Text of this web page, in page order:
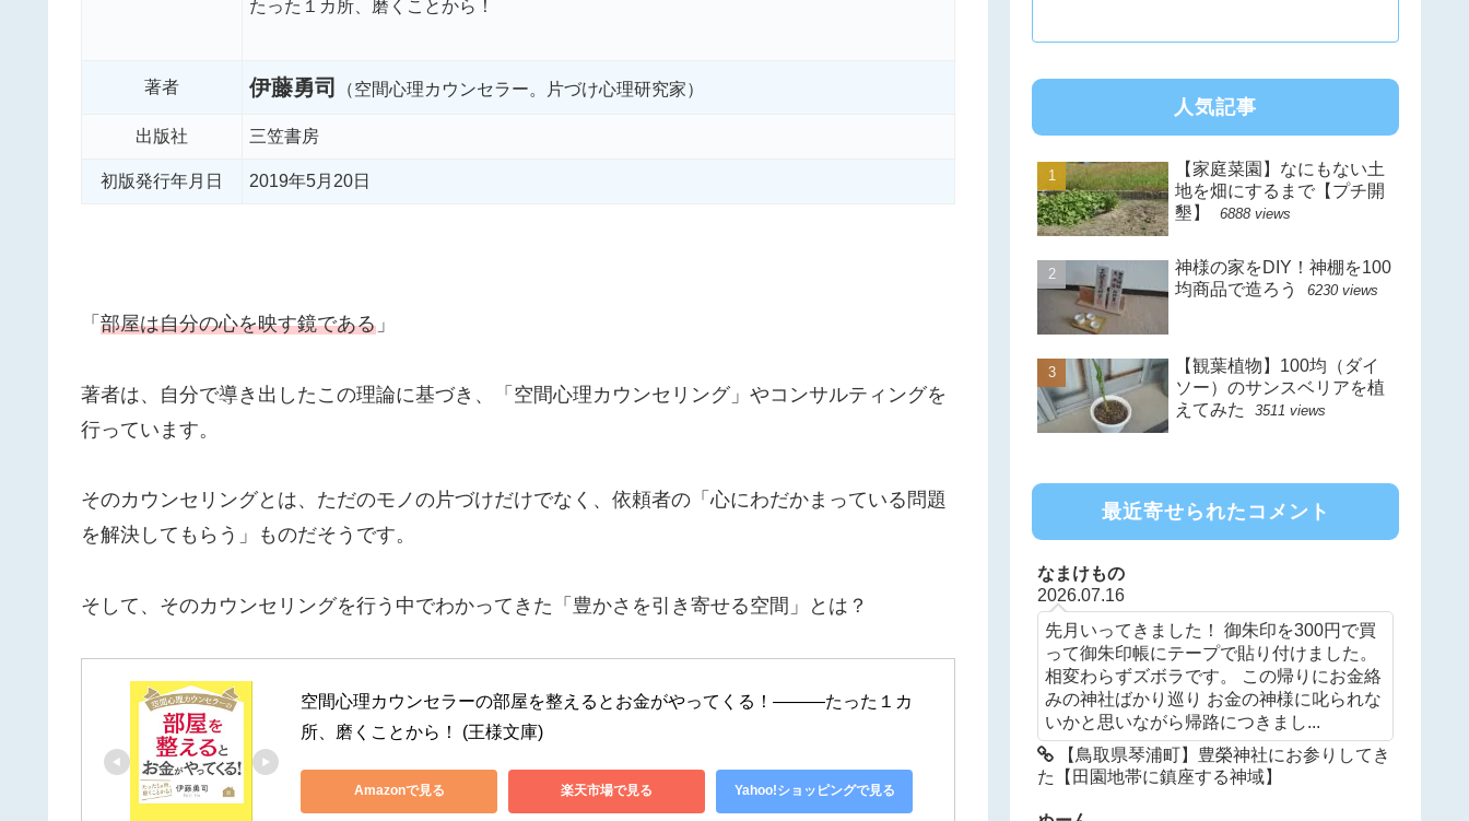
たった１カ所、磨くことから！
著者 伊藤勇司 （空間心理カウンセラー。片づけ心理研究家）
出版社 三笠書房
初版発行年月日 2019年5月20日
「 部屋は自分の心を映す鏡である 」
著者は、自分で導き出したこの理論に基づき、「空間心理カウンセリング」やコンサルティングを
行っています。
そのカウンセリングとは、ただのモノの片づけだけでなく、依頼者の「心にわだかまっている問題
を解決してもらう」ものだそうです。
そして、そのカウンセリングを行う中でわかってきた「豊かさを引き寄せる空間」とは？
空間心理カウンセラーの部屋を整えるとお金がやってくる！―――たった１カ
所、磨くことから！ (王様文庫)
Amazonで見る 楽天市場で見る Yahoo!ショッピングで見る
人気記事
【家庭菜園】なにもない土
地を畑にするまで【プチ開
墾】
6888 views
神様の家をDIY！神棚を100
均商品で造ろう
6230 views
【観葉植物】100均（ダイ
ソー）のサンスベリアを植
えてみた
3511 views
最近寄せられたコメント
なまけもの
2026.07.16
先月いってきました！ 御朱印を300円で買
って御朱印帳にテープで貼り付けました。
相変わらずズボラです。 この帰りにお金絡
みの神社ばかり巡り お金の神様に叱られな
いかと思いながら帰路につきまし...
【鳥取県琴浦町】豊榮神社にお参りしてき
た【田園地帯に鎮座する神域】